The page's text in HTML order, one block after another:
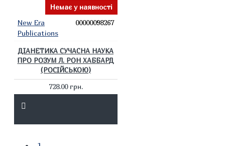
Немає у наявності
New Era
Publications
00000098267
ДІАНЕТИКА СУЧАСНА НАУКА
ПРО РОЗУМ Л. РОН ХАББАРД
(РОСІЙСЬКОЮ)
728.00 грн.